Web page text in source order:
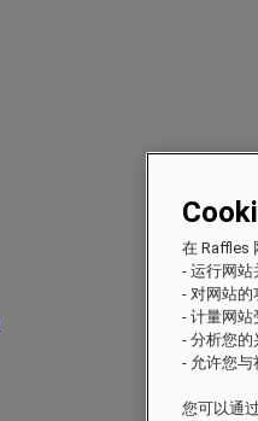
在 Raffles
- 运行网
- 对网站
- 计量网
- 分析您
- 允许您
您可以通